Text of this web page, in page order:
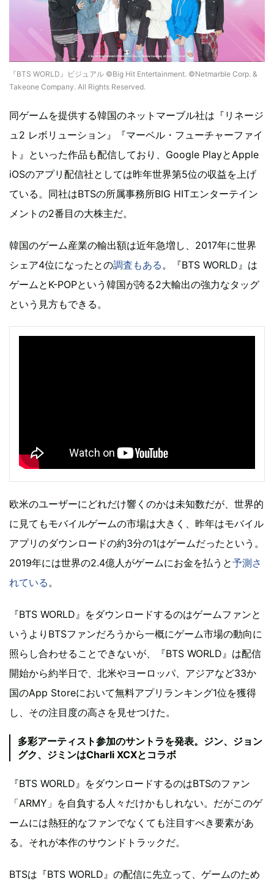
『BTS WORLD』ビジュアル ©Big Hit Entertainment. ©Netmarble Corp. &
Takeone Company. All Rights Reserved.
同ゲームを提供する韓国のネットマーブル社は『リネージ
ュ2 レボリューション』『マーベル・フューチャーファイ
ト』といった作品も配信しており、Google PlayとApple
iOSのアプリ配信社としては昨年世界第5位の収益を上げ
ている。同社はBTSの所属事務所BIG HITエンターテイン
メントの2番目の大株主だ。
韓国のゲーム産業の輸出額は近年急増し、2017年に世界
シェア4位になったとの調査もある 。『BTS WORLD』は
ゲームとK-POPという韓国が誇る2大輸出の強力なタッグ
という見方もできる。
欧米のユーザーにどれだけ響くのかは未知数だが、世界的
に見てもモバイルゲームの市場は大きく、昨年はモバイル
アプリのダウンロードの約3分の1はゲームだったという。
2019年には世界の2.4億人がゲームにお金を払うと予測さ
れている。
『BTS WORLD』をダウンロードするのはゲームファンと
いうよりBTSファンだろうから一概にゲーム市場の動向に
照らし合わせることできないが、『BTS WORLD』は配信
開始から約半日で、北米やヨーロッパ、アジアなど33か
国のApp Storeにおいて無料アプリランキング1位を獲得
し、その注目度の高さを見せつけた。
多彩アーティスト参加のサントラを発表。ジン、ジョン
グク、ジミンはCharli XCXとコラボ
『BTS WORLD』をダウンロードするのはBTSのファン
「ARMY」を自負する人々だけかもしれない。だがこのゲ
ームには熱狂的なファンでなくても注目すべき要素があ
る。それが本作のサウンドトラックだ。
BTSは『BTS WORLD』の配信に先立って、ゲームのため